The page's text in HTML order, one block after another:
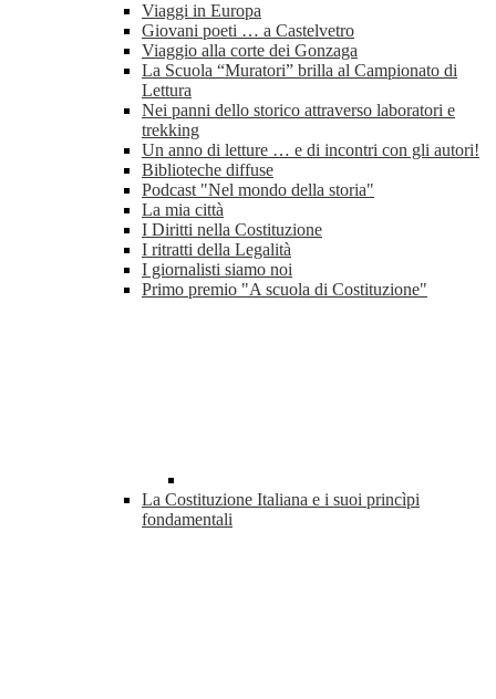
Viaggi in Europa
Giovani poeti … a Castelvetro
Viaggio alla corte dei Gonzaga
La Scuola “Muratori” brilla al Campionato di
Lettura
Nei panni dello storico attraverso laboratori e
trekking
Un anno di letture … e di incontri con gli autori!
Biblioteche diffuse
Podcast "Nel mondo della storia"
La mia città
I Diritti nella Costituzione
I ritratti della Legalità
I giornalisti siamo noi
Primo premio "A scuola di Costituzione"
La Costituzione Italiana e i suoi princìpi
fondamentali